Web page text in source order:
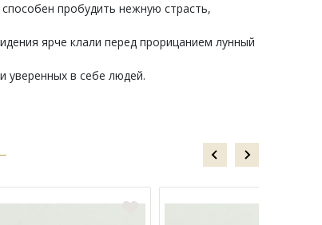
пробудить нежную страсть,
ярче клали перед прорицанием лунный
уверенных в себе людей.